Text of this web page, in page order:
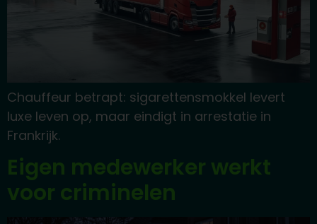
Chauffeur betrapt: sigarettensmokkel levert
luxe leven op, maar eindigt in arrestatie in
Frankrijk.
Eigen medewerker werkt
voor criminelen